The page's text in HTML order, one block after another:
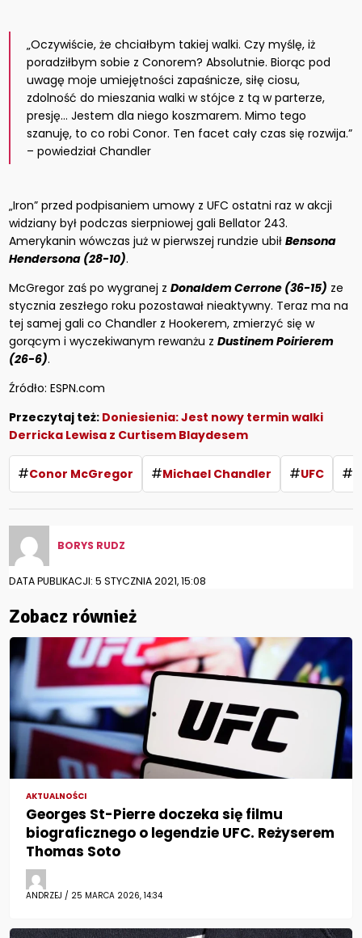
„Oczywiście, że chciałbym takiej walki. Czy myślę, iż
poradziłbym sobie z Conorem? Absolutnie. Biorąc pod
uwagę moje umiejętności zapaśnicze, siłę ciosu,
zdolność do mieszania walki w stójce z tą w parterze,
presję… Jestem dla niego koszmarem. Mimo tego
szanuję, to co robi Conor. Ten facet cały czas się rozwija.”
– powiedział Chandler
„Iron” przed podpisaniem umowy z UFC ostatni raz w akcji
widziany był podczas sierpniowej gali Bellator 243.
Amerykanin wówczas już w pierwszej rundzie ubiłBensona
Hendersona (28-10).
McGregor zaś po wygranej zDonaldem Cerrone (36-15) ze
stycznia zeszłego roku pozostawał nieaktywny. Teraz ma na
tej samej gali co Chandler z Hookerem, zmierzyć się w
gorącym i wyczekiwanym rewanżu zDustinem Poirierem
(26-6).
Źródło: ESPN.com
Przeczytaj też: Doniesienia: Jest nowy termin walki
Derricka Lewisa z Curtisem Blaydesem
#Conor McGregor #Michael Chandler #UFC #
BORYS RUDZ
DATA PUBLIKACJI: 5 STYCZNIA 2021, 15:08
Zobacz również
AKTUALNOŚCI
Georges St-Pierre doczeka się filmu
biograficznego o legendzie UFC. Reżyserem
Thomas Soto
ANDRZEJ / 25 MARCA 2026, 14:34